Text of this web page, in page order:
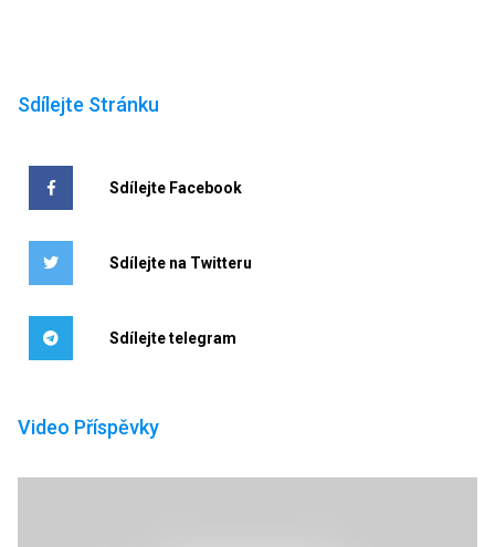
Sdílejte Stránku
Sdílejte Facebook
Sdílejte na Twitteru
Sdílejte telegram
Video Příspěvky